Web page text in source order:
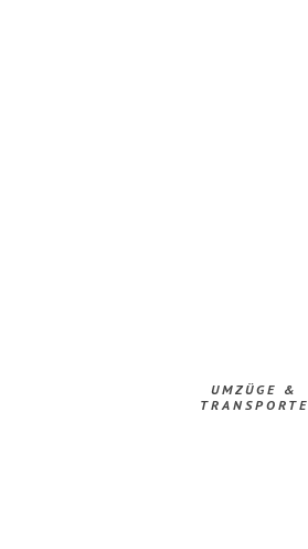
UMZÜGE &
TRANSPORTE